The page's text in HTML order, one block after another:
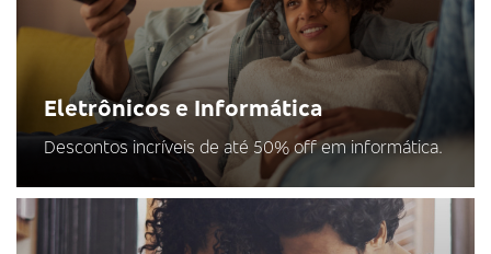
Eletrônicos e Informática
Descontos incríveis de até 50% off em informática.